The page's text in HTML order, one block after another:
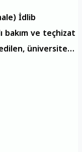
İdlib
bakım ve teçhizat
üniversite…